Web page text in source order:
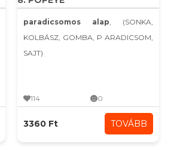
paradicsomos alap, (SONKA,
KOLBÁSZ, GOMBA, P ARADICSOM,
SAJT)
114 0
3360 Ft TOVÁBB